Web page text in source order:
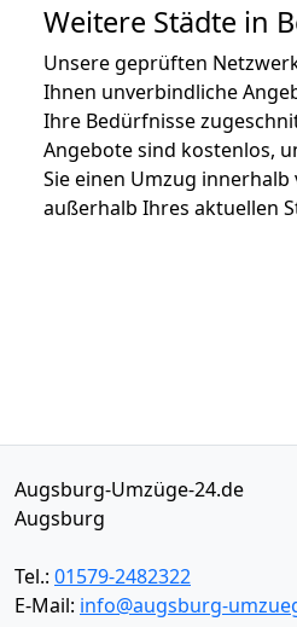
Weitere Städte in
Unsere geprüften
Ihnen unverbindliche
Ihre Bedürfnisse
Angebote sind kostenlos,
Sie einen Umzug
außerhalb Ihres aktuellen
Augsburg-Umzüge-24.de
Augsburg
Tel.: 01579-2482322
E-Mail: info@augsburg-